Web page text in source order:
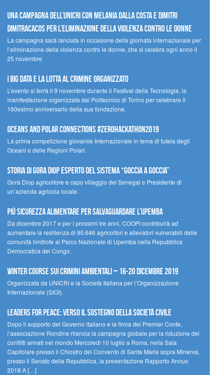
Una campagna dell’UNICRI con Melania Dalla Costa e Dimitri
Dimitracacos per l’eliminazione della violenza contro le donne
La campagna sarà lanciata in occasione della giornata internazionale per
l’eliminazione della violenza contro le donne, che si celebra ogni anno il
25 novembre
I Big Data e la lotta al crimine organizzato
L’evento si terrà il 9 novembre durante il Festival della Tecnologia, la
manifestazione organizzata dal Politecnico di Torino per celebrare il
160esimo anniversario della sua fondazione.
Oceans and Polar Connections #ZEROHackathon2019
La prima competizione giovanile Internazionale in tema di tutela degli
Oceani e delle Regioni Polari.
STORIA DI GORA DIOP ESPERTO DEL SISTEMA “GOCCIA A GOCCIA”
Gora Diop agricoltore e capo villaggio del Senegal e Presidente di
un’azienda agricola locale.
Più sicurezza alimentare per salvaguardare l’Upemba
Da dicembre 2017 e per i prossimi tre anni, COOPI contribuirà ad
aumentare la resilienza di 90.646 agricoltori e allevatori vulnerabili delle
comunità limitrofe al Parco Nazionale di Upemba nella Repubblica
Democratica del Congo.
Winter Course sui Crimini Ambientali – 16-20 Dicembre 2019
Organizzata da UNICRI e la Società Italiana per l’Organizzazione
Internazionale (SIOI).
Leaders for peace: verso il sostegno della società civile
Dopo il supporto del Governo italiano e la firma del Premier Conte,
l’associazione Rondine rilancia la campagna globale per la riduzione dei
conflitti armati nel mondo Mercoledì 10 luglio a Roma, nella Sala
Capitolare presso il Chiostro del Convento di Santa Maria sopra Minerva,
presso il Senato della Repubblica, la presentazione Rapporto Annuo
2018 A […]